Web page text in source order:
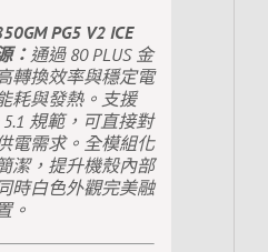
PG5 V2 ICE
： 通過 80 PLUS 金
轉換效率與穩定電
耗與發熱。支援
5.1 規範，可直接對
電需求。全模組化
潔，提升機殼內部
時白色外觀完美融
。